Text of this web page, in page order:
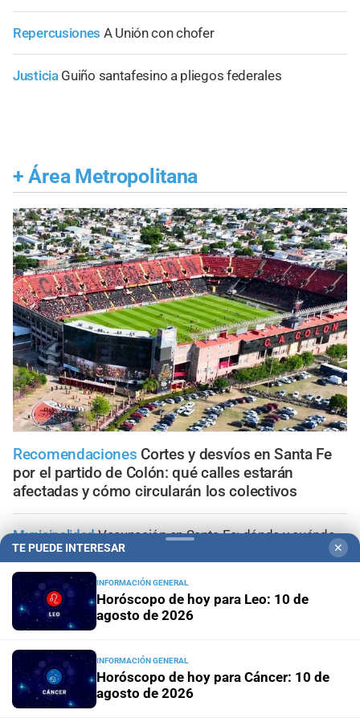
Repercusiones A Unión con chofer
Justicia Guiño santafesino a pliegos federales
+ Área Metropolitana
Recomendaciones Cortes y desvíos en Santa Fe
por el partido de Colón: qué calles estarán
afectadas y cómo circularán los colectivos
MunicipalidadVacunación en Santa Fe: dónde y cuándo
aplican vacunas contra la gripe, neumonía, VSR y
coqueluche
ActualizaciónSuben las multas en Santa Fe: cómo
quedarán los nuevos montos de las infracciones más
Pronóstico
Domingo frío y con cielo mayormente
despejado en la ciudad de Santa Fe
TE PUEDE INTERESAR ✕
INFORMACIÓN GENERAL
Horóscopo de hoy para Leo: 10 de
agosto de 2026
INFORMACIÓN GENERAL
Horóscopo de hoy para Cáncer: 10 de
agosto de 2026